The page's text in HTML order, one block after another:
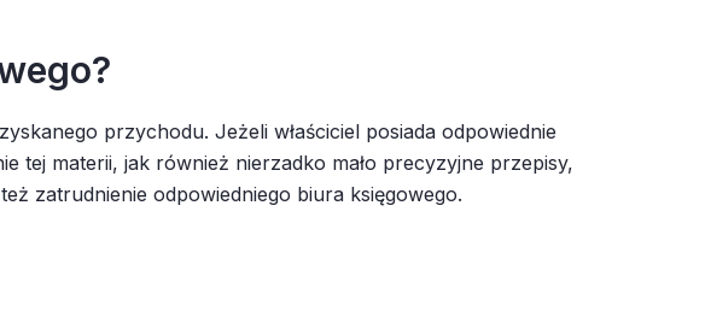
przychodu. Jeżeli właściciel posiada odpowiednie
tej materii, jak również nierzadko mało precyzyjne przepisy,
zatrudnienie odpowiedniego biura księgowego.